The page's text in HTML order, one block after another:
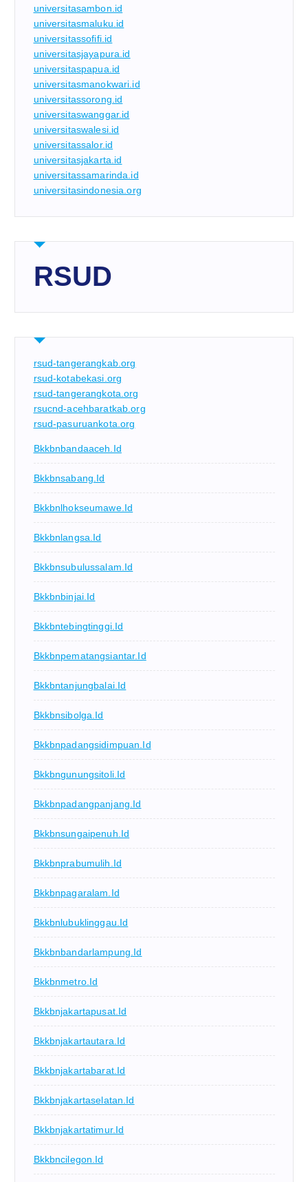
universitasambon.id
universitasmaluku.id
universitassofifi.id
universitasjayapura.id
universitaspapua.id
universitasmanokwari.id
universitassorong.id
universitaswanggar.id
universitaswalesi.id
universitassalor.id
universitasjakarta.id
universitassamarinda.id
universitasindonesia.org
RSUD
rsud-tangerangkab.org
rsud-kotabekasi.org
rsud-tangerangkota.org
rsucnd-acehbaratkab.org
rsud-pasuruankota.org
Bkkbnbandaaceh.id
Bkkbnsabang.id
Bkkbnlhokseumawe.id
Bkkbnlangsa.id
Bkkbnsubulussalam.id
Bkkbnbinjai.id
Bkkbntebingtinggi.id
Bkkbnpematangsiantar.id
Bkkbntanjungbalai.id
Bkkbnsibolga.id
Bkkbnpadangsidimpuan.id
Bkkbngunungsitoli.id
Bkkbnpadangpanjang.id
Bkkbnsungaipenuh.id
Bkkbnprabumulih.id
Bkkbnpagaralam.id
Bkkbnlubuklinggau.id
Bkkbnbandarlampung.id
Bkkbnmetro.id
Bkkbnjakartapusat.id
Bkkbnjakartautara.id
Bkkbnjakartabarat.id
Bkkbnjakartaselatan.id
Bkkbnjakartatimur.id
Bkkbncilegon.id